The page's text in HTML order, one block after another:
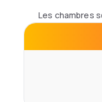
Les chambres